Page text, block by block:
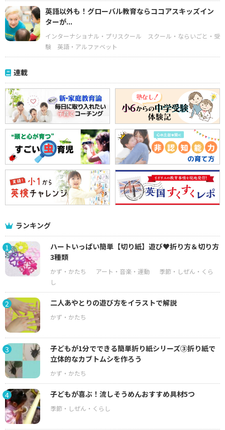
英語以外も！グローバル教育ならココアスキッズイン
ターが...
インターナショナル・プリスクール
スクール・ならいごと・受
験
英語・アルファベット
連載
ランキング
1
ハートいっぱい簡単【切り紙】遊び♥折り方＆切り方
3種類
2 二人あやとりの遊び方をイラストで解説
3
子どもが1分でできる簡単折り紙シリーズ③折り紙で
立体的なカブトムシを作ろう
4 子どもが喜ぶ！流しそうめんおすすめ具材5つ